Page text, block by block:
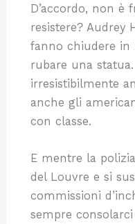
D’accordo, non è
resistere? Audrey
fanno chiudere in
rubare una
irresistibilmente
anche gli
con classe.
E mentre la
del Louvre e si
commissioni
sempre